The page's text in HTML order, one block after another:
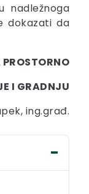
nadležnoga
dokazati da
I GRADNJU
ing.građ.